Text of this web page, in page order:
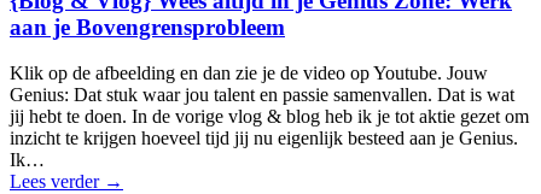
aan je Bovengrensprobleem
Klik op de afbeelding en dan zie je de video op Youtube. Jouw
Genius: Dat stuk waar jou talent en passie samenvallen. Dat is wat
jij hebt te doen. In de vorige vlog & blog heb ik je tot aktie gezet om
inzicht te krijgen hoeveel tijd jij nu eigenlijk besteed aan je Genius.
Ik…
Lees verder →